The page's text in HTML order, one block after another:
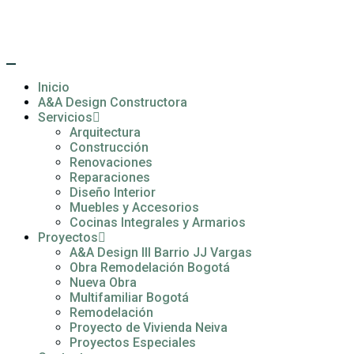
Inicio
A&A Design Constructora
Servicios
Arquitectura
Construcción
Renovaciones
Reparaciones
Diseño Interior
Muebles y Accesorios
Cocinas Integrales y Armarios
Proyectos
A&A Design III Barrio JJ Vargas
Obra Remodelación Bogotá
Nueva Obra
Multifamiliar Bogotá
Remodelación
Proyecto de Vivienda Neiva
Proyectos Especiales